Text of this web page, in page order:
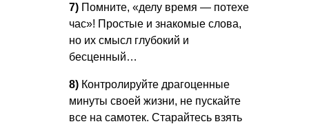
7) Помните, «делу время — потехе
час»! Простые и знакомые слова,
но их смысл глубокий и
бесценный…
8) Контролируйте драгоценные
минуты своей жизни, не пускайте
все на самотек. Старайтесь взять